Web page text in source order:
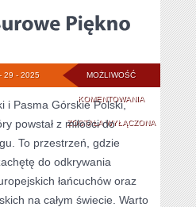
MOŻLIWOŚĆ
KOMENTOWANIAPAMIRO-
AŁAJ
SUROWE
PIĘKNO
ZOSTAŁA WYŁĄCZONA
29 - 2025
i Pasma Górskie Polski,
powstał z miłości do
To przestrzeń, gdzie
do odkrywania
łańcuchów oraz
na całym świecie. Warto